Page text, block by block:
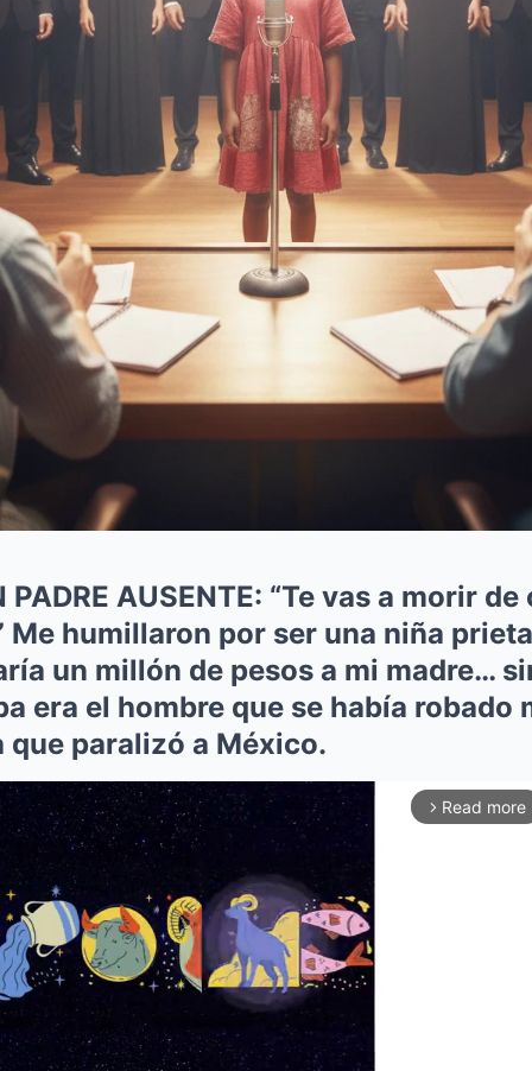
PADRE AUSENTE: “Te vas a morir
Me humillaron por ser una niña
un millón de pesos a mi madre…
era el hombre que se había robado
que paralizó a México.
arrow_forward_ios Read more